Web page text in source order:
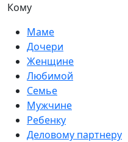
Кому
Маме
Дочери
Женщине
Любимой
Семье
Мужчине
Ребенку
Деловому партнеру